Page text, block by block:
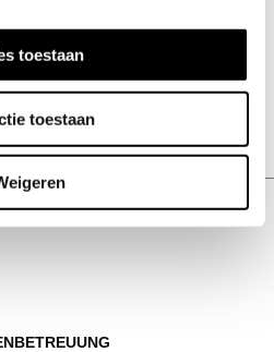
toestaan
toestaan
39EUR
1 2